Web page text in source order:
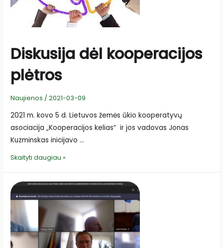
Diskusija dėl kooperacijos
plėtros
Naujienos /2021-03-09
2021 m. kovo 5 d. Lietuvos žemės ūkio kooperatyvų
asociacija „Kooperacijos kelias“ ir jos vadovas Jonas
Kuzminskas inicijavo …
Diskusija
kooperacijos
plėtros
Skaityti daugiau »